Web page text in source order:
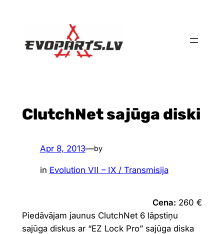
ClutchNet sajūga diski
Apr 8, 2013—by
in Evolution VII – IX / Transmisija
Cena: 260 €
Piedāvājam jaunus ClutchNet 6 lāpstiņu
sajūga diskus ar “EZ Lock Pro” sajūga diska